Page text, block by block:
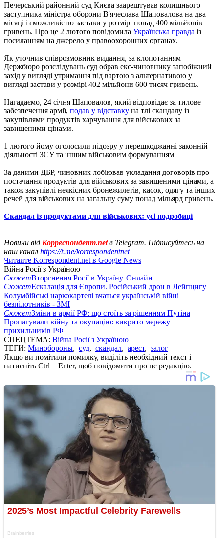
Печерський районний суд Києва заарештував колишнього
заступника міністра оборони В'ячеслава Шаповалова на два
місяці із можливістю застави у розмірі понад 400 мільйонів
гривень. Про це 2 лютого повідомила Українська правда із
посиланням на джерело у правоохоронних органах.
Як уточнив співрозмовник видання, за клопотанням
Держбюро розслідувань суд обрав екс-чиновнику запобіжний
захід у вигляді утримання під вартою з альтернативою у
вигляді застави у розмірі 402 мільйони 600 тисяч гривень.
Нагадаємо, 24 січня Шаповалов, який відповідає за тилове
забезпечення армії, подав у відставку на тлі скандалу із
закупівлями продуктів харчування для військових за
завищеними цінами.
1 лютого йому оголосили підозру у перешкоджанні законній
діяльності ЗСУ та іншим військовим формуванням.
За даними ДБР, чиновник лобіював укладання договорів про
постачання продуктів для військових за завищеними цінами, а
також закупівлі неякісних бронежилетів, касок, одягу та інших
речей для військових на загальну суму понад мільярд гривень.
Скандал із продуктами для військових: усі подробиці
Новини від Корреспондент.netв Telegram. Підписуйтесь на
наш канал https://t.me/korrespondentnet
Читайте Korrespondent.net в Google News
Війна Росії з Україною
СюжетВторгнення Росії в Україну. Онлайн
СюжетЕскалація для Європи. Російський дрон в Лейпцигу
Колумбійські наркокартелі вчаться українській війні
безпілотників - ЗМІ
СюжетЗміни в армії РФ: що стоїть за рішенням Путіна
Пропагували війну та окупацію: викрито мережу
прихильників РФ
СПЕЦТЕМА: Війна Росії з Україною
ТЕГИ: Минобороны, суд, скандал, арест, залог
Якщо ви помітили помилку, виділіть необхідний текст і
натисніть Ctrl + Enter, щоб повідомити про це редакцію.